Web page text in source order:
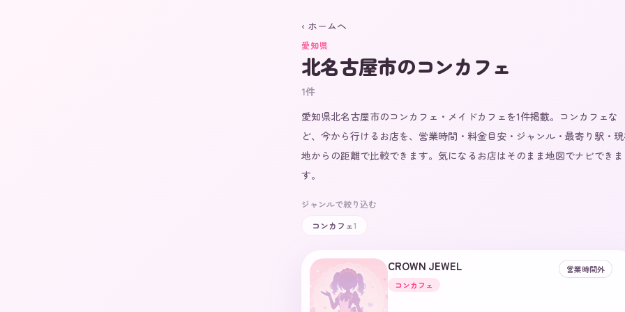
‹ ホームへ
愛知県
北名古屋市のコンカフェ
1件
愛知県北名古屋市のコンカフェ・メイドカフェを1件掲載。コンカフェな
ど、今から行けるお店を、営業時間・料金目安・ジャンル・最寄り駅・
地からの距離で比較できます。気になるお店はそのまま地図でナビできま
す。
ジャンルで絞り込む
コンカフェ1
CROWN JEWEL
営業時間外
コンカフェ